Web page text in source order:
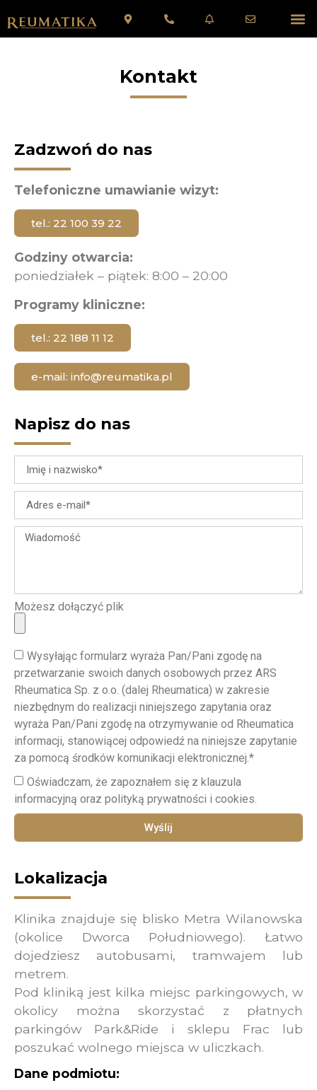
Kontakt
Zadzwoń do nas
Telefoniczne umawianie wizyt:
tel.: 22 100 39 22
Godziny otwarcia:
poniedziałek – piątek: 8:00 – 20:00
Programy kliniczne:
tel.: 22 188 11 12
e-mail: info@reumatika.pl
Napisz do nas
Możesz dołączyć plik
Wysyłając formularz wyraża Pan/Pani zgodę na
przetwarzanie swoich danych osobowych przez ARS
Rheumatica Sp. z o.o. (dalej Rheumatica) w zakresie
niezbędnym do realizacji niniejszego zapytania oraz
wyraża Pan/Pani zgodę na otrzymywanie od Rheumatica
informacji, stanowiącej odpowiedź na niniejsze zapytanie
za pomocą środków komunikacji elektronicznej.*
Oświadczam, że zapoznałem się z klauzula
informacyjną oraz polityką prywatności i cookies.
Wyślij
Lokalizacja
Klinika znajduje się blisko Metra Wilanowska
(okolice Dworca Południowego). Łatwo
dojedziesz autobusami, tramwajem lub
metrem.
Pod kliniką jest kilka miejsc parkingowych, w
okolicy można skorzystać z płatnych
parkingów Park&Ride i sklepu Frac lub
poszukać wolnego miejsca w uliczkach.
Dane podmiotu: